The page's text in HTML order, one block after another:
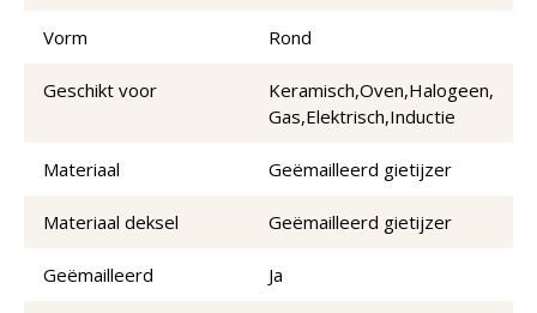
Vorm Rond
Geschikt voor
Keramisch,Oven,Halogeen,
Gas,Elektrisch,Inductie
Materiaal Geëmailleerd gietijzer
Materiaal deksel Geëmailleerd gietijzer
Geëmailleerd Ja